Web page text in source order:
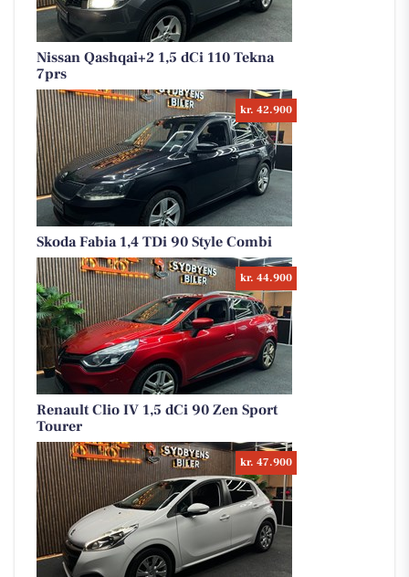
Nissan Qashqai+2 1,5 dCi 110 Tekna
7prs
kr. 42.900
Skoda Fabia 1,4 TDi 90 Style Combi
kr. 44.900
Renault Clio IV 1,5 dCi 90 Zen Sport
Tourer
kr. 47.900